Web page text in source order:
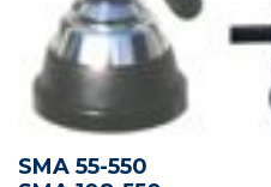
SMA 55-550